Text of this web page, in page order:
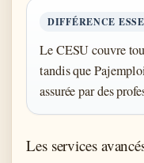
DIFFÉRENCE
Le CESU couvre
tandis que
assurée par des
Les services